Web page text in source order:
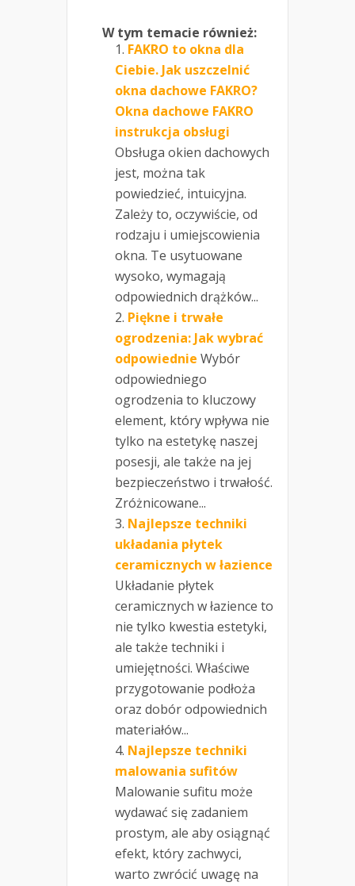
W tym temacie również:
FAKRO to okna dla
Ciebie. Jak uszczelnić
okna dachowe FAKRO?
Okna dachowe FAKRO
instrukcja obsługi
Obsługa okien dachowych
jest, można tak
powiedzieć, intuicyjna.
Zależy to, oczywiście, od
rodzaju i umiejscowienia
okna. Te usytuowane
wysoko, wymagają
odpowiednich drążków...
Piękne i trwałe
ogrodzenia: Jak wybrać
odpowiednie Wybór
odpowiedniego
ogrodzenia to kluczowy
element, który wpływa nie
tylko na estetykę naszej
posesji, ale także na jej
bezpieczeństwo i trwałość.
Zróżnicowane...
Najlepsze techniki
układania płytek
ceramicznych w łazience
Układanie płytek
ceramicznych w łazience to
nie tylko kwestia estetyki,
ale także techniki i
umiejętności. Właściwe
przygotowanie podłoża
oraz dobór odpowiednich
materiałów...
Najlepsze techniki
malowania sufitów
Malowanie sufitu może
wydawać się zadaniem
prostym, ale aby osiągnąć
efekt, który zachwyci,
warto zwrócić uwagę na